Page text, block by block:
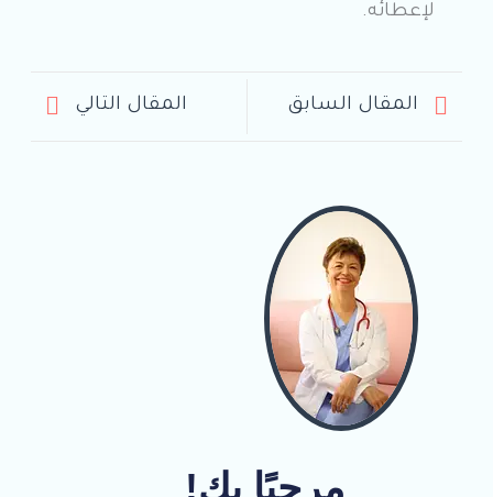
لإعطائه.
المقال السابق المقال التالي
مرحبًا بكِ!